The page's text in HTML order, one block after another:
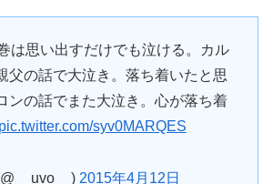
は思い出すだけでも泣ける。カル
父の話で大泣き。落ち着いたと思
ンの話でまた大泣き。心が落ち着
pic.twitter.com/syv0MARQES
2015年4月12日